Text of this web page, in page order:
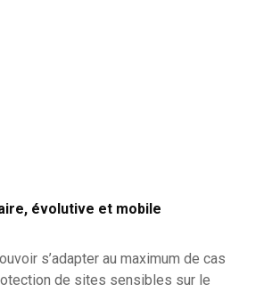
évolutive et mobile
s’adapter au maximum de cas
de sites sensibles sur le